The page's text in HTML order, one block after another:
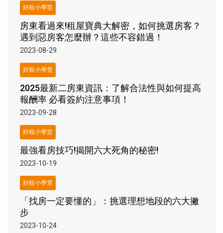
好租小學堂
房東看過來!租屋寶典大解密，如何挑選房客？
遇到惡房客怎麼辦？這些不容錯過！
2023-08-29
好租小學堂
2025最新二房東資訊：了解合法性與如何提高
報酬率 必看簽約注意事項！
2023-09-28
好租小學堂
最強看房技巧!揭開六大死角的秘密!
2023-10-19
好租小學堂
「找房一定要懂的」：挑選理想地段的六大撇
步
2023-10-24